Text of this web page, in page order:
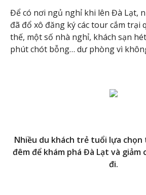
Để có nơi ngủ nghỉ khi lên Đà Lạt,
đã đổ xô đăng ký các tour cắm trại
thế, một số nhà nghỉ, khách sạn
phút chót bỗng… dư phòng vì
Nhiều du khách trẻ tuổi lựa
đêm để khám phá Đà Lạt và giảm
đi.